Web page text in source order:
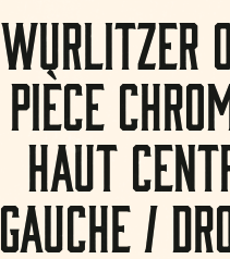
Wurlitzer
Pièce
haut
gauche /